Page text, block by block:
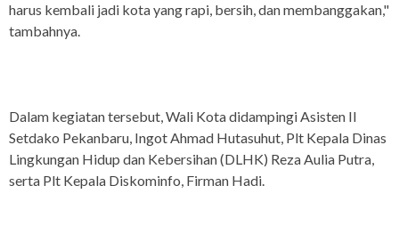
harus kembali jadi kota yang rapi, bersih, dan membanggakan,"
tambahnya.
Dalam kegiatan tersebut, Wali Kota didampingi Asisten II
Setdako Pekanbaru, Ingot Ahmad Hutasuhut, Plt Kepala Dinas
Lingkungan Hidup dan Kebersihan (DLHK) Reza Aulia Putra,
serta Plt Kepala Diskominfo, Firman Hadi.